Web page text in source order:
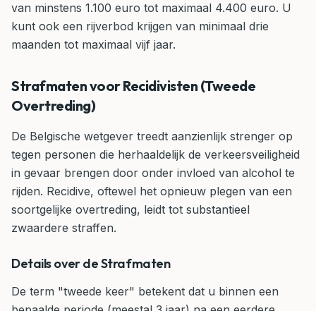
van minstens 1.100 euro tot maximaal 4.400 euro. U
kunt ook een rijverbod krijgen van minimaal drie
maanden tot maximaal vijf jaar.
Strafmaten voor Recidivisten (Tweede
Overtreding)
De Belgische wetgever treedt aanzienlijk strenger op
tegen personen die herhaaldelijk de verkeersveiligheid
in gevaar brengen door onder invloed van alcohol te
rijden. Recidive, oftewel het opnieuw plegen van een
soortgelijke overtreding, leidt tot substantieel
zwaardere straffen.
Details over de Strafmaten
De term "tweede keer" betekent dat u binnen een